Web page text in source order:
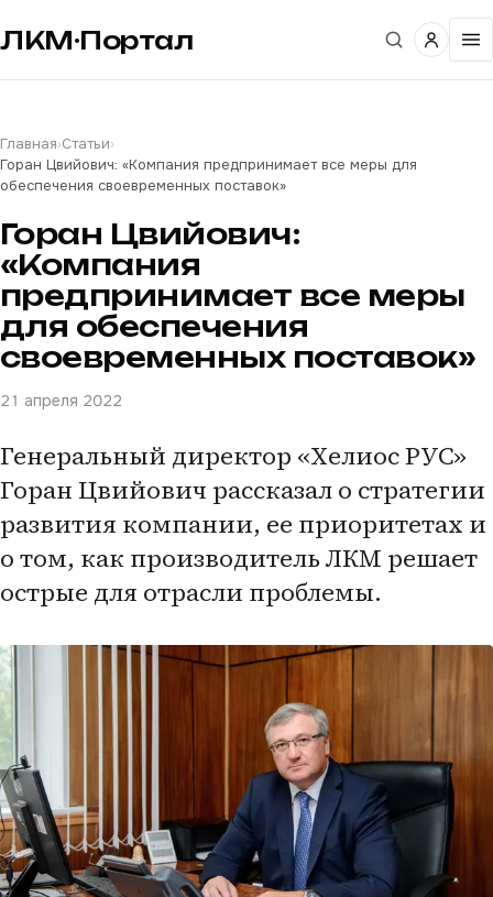
ЛКМ·Портал
Главная›Статьи›
Горан Цвийович: «Компания предпринимает все меры для
обеспечения своевременных поставок»
Горан Цвийович:
«Компания
предпринимает все меры
для обеспечения
своевременных поставок»
21 апреля 2022
Генеральный директор «Хелиос РУС»
Горан Цвийович рассказал о стратегии
развития компании, ее приоритетах и
о том, как производитель ЛКМ решает
острые для отрасли проблемы.